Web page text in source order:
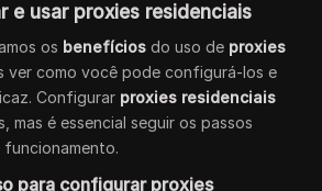
e usar proxies residenciais
os benefícios do uso de proxies
ver como você pode configurá-los e
Configurar proxies residenciais
mas é essencial seguir os passos
para configurar proxies